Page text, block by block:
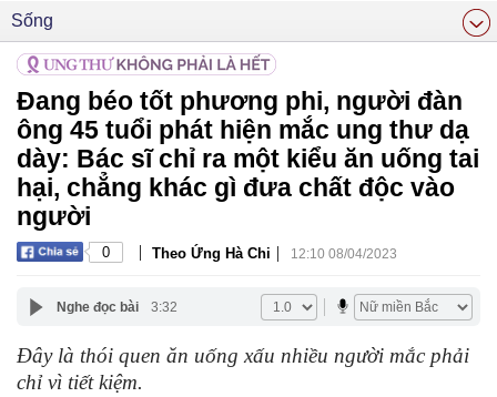
Sống
Đang béo tốt phương phi, người đàn
ông 45 tuổi phát hiện mắc ung thư dạ
dày: Bác sĩ chỉ ra một kiểu ăn uống tai
hại, chẳng khác gì đưa chất độc vào
người
0 | Theo Ứng Hà Chi | 12:10 08/04/2023
Nghe đọc bài 3:32
Đây là thói quen ăn uống xấu nhiều người mắc phải
chỉ vì tiết kiệm.